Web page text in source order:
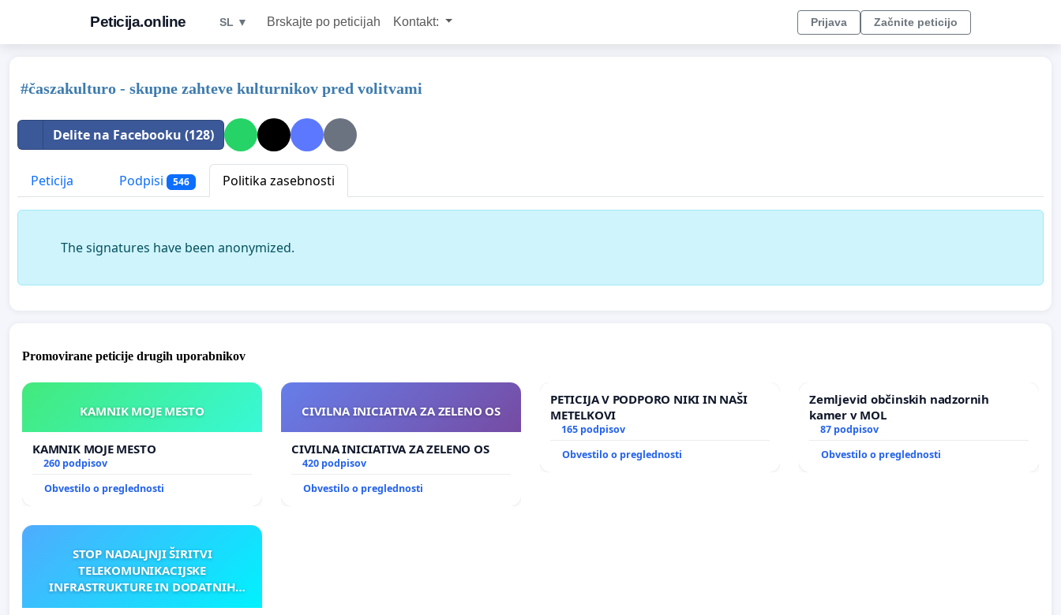
Peticija.online SL ▼ Brskajte po peticijah Kontakt: Prijava Začnite peticijo
#časzakulturo - skupne zahteve kulturnikov pred volitvami
Delite na Facebooku (128)
Peticija Podpisi 546 Politika zasebnosti
The signatures have been anonymized.
Promovirane peticije drugih uporabnikov
KAMNIK MOJE MESTO
KAMNIK MOJE MESTO
260 podpisov
Obvestilo o preglednosti
CIVILNA INICIATIVA ZA ZELENO OS
CIVILNA INICIATIVA ZA ZELENO OS
420 podpisov
Obvestilo o preglednosti
PETICIJA V PODPORO NIKI IN NAŠI
METELKOVI
165 podpisov
Obvestilo o preglednosti
Zemljevid občinskih nadzornih
kamer v MOL
87 podpisov
Obvestilo o preglednosti
STOP NADALJNJI ŠIRITVI
TELEKOMUNIKACIJSKE
INFRASTRUKTURE IN DODATNIH